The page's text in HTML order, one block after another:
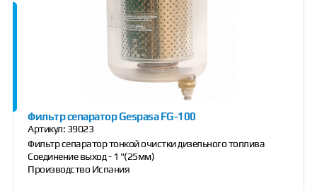
Фильтр сепаратор Gespasa FG-100
Артикул: 39023
Фильтр сепаратор тонкой очистки дизельного топлива
Соединение выход - 1 "(25мм)
Производство Испания